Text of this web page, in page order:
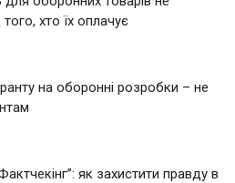
хто їх оплачує
на оборонні розробки – не
як захистити правду в